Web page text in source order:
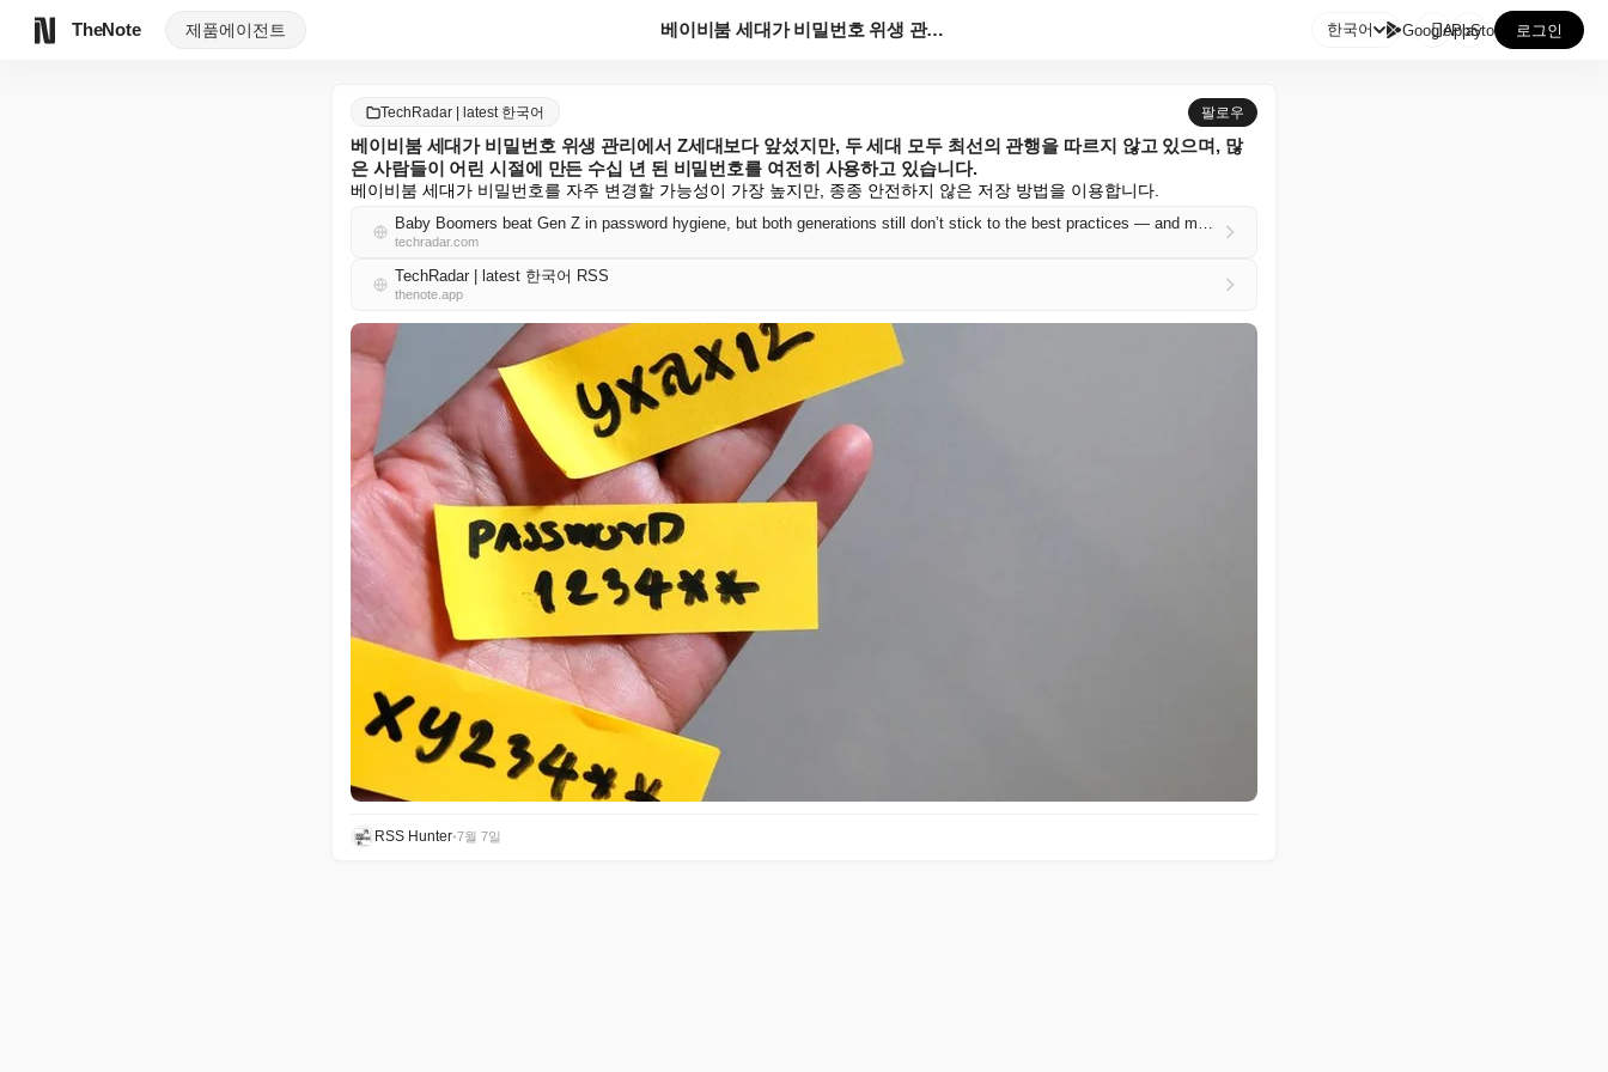
TheNote 제품에이전트 베이비붐 세대가 비밀번호 위생 관리에서 Z세대보다 앞섰... 한국어 GooglePlay
AppStore 로그인
TechRadar | latest 한국어 팔로우
베이비붐 세대가 비밀번호 위생 관리에서 Z세대보다 앞섰지만, 두 세대 모두 최선의 관행을 따르지 않고 있으며, 많
은 사람들이 어린 시절에 만든 수십 년 된 비밀번호를 여전히 사용하고 있습니다.
베이비붐 세대가 비밀번호를 자주 변경할 가능성이 가장 높지만, 종종 안전하지 않은 저장 방법을 이용합니다.
Baby Boomers beat Gen Z in password hygiene, but both generations still don’t stick to the best practices — and many people are still using decades-old passwords that they made as kids
techradar.com
TechRadar | latest 한국어 RSS
thenote.app
RSS Hunter•7월 7일